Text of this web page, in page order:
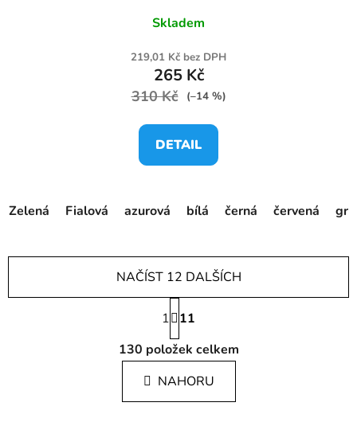
Skladem
219,01 Kč bez DPH
265 Kč
310 Kč (–14 %)
DETAIL
Zelená Fialová azurová bílá černá červená
O
v
l
á
d
NAČÍST 12 DALŠÍCH
S
t
r
á
n
k
1
11
130 položek celkem
NAHORU